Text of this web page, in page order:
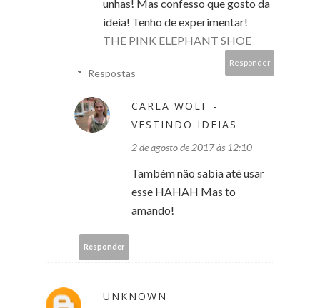
unhas! Mas confesso que gosto da
ideia! Tenho de experimentar!
THE PINK ELEPHANT SHOE
Responder
Respostas
CARLA WOLF -
VESTINDO IDEIAS
2 de agosto de 2017 às 12:10
Também não sabia até usar
esse HAHAH Mas to
amando!
Responder
UNKNOWN